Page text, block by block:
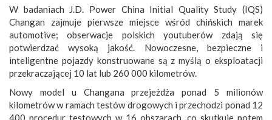
W badaniach J.D. Power China Initial Quality Study (IQS)
Changan zajmuje pierwsze miejsce wśród chińskich marek
automotive; obserwacje polskich youtuberów zdają się
potwierdzać wysoką jakość. Nowoczesne, bezpieczne i
inteligentne pojazdy konstruowane są z myślą o eksploatacji
przekraczającej 10 lat lub 260 000 kilometrów.
Nowy model u Changana przejeżdża ponad 5 milionów
kilometrów w ramach testów drogowych i przechodzi ponad 12
400 procedur testowych w 16 obszarach, co skutkuje potem